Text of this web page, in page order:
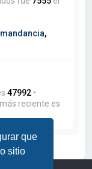
que
sitio
,
47992 •
reciente es